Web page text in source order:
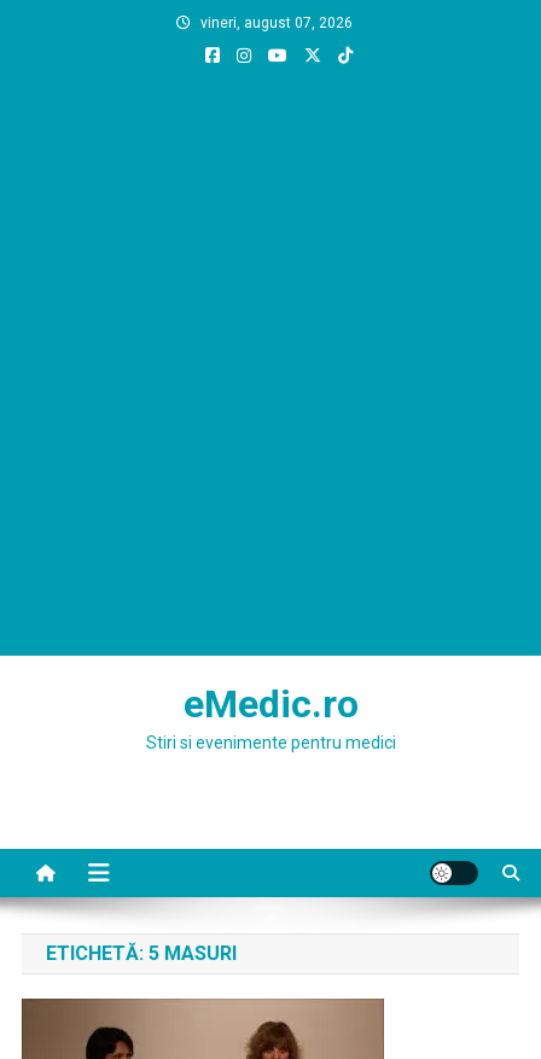
vineri, august 07, 2026
eMedic.ro
Stiri si evenimente pentru medici
ETICHETĂ: 5 MASURI